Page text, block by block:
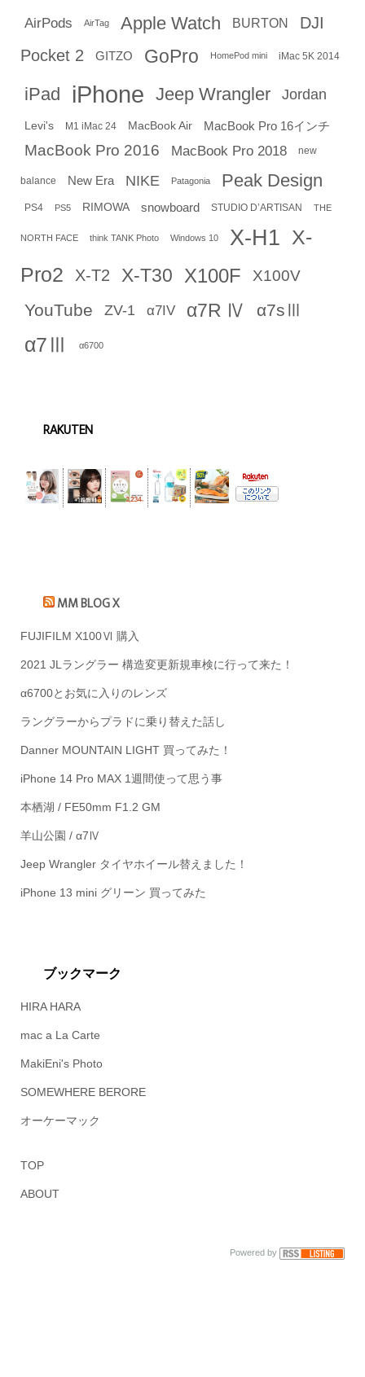
AirPods AirTag Apple Watch BURTON
DJI
Pocket 2
GITZO GoPro HomePod mini iMac 5K 2014
iPad iPhone Jeep Wrangler Jordan
Levi's M1 iMac 24 MacBook Air MacBook Pro 16インチ
MacBook Pro 2016 MacBook Pro 2018 new
balance New Era NIKE Patagonia Peak Design
PS4 PS5 RIMOWA snowboard STUDIO D’ARTISAN THE
NORTH FACE think TANK Photo Windows 10 X-H1 X-
Pro2
X-T2 X-T30 X100F X100V
YouTube ZV-1 α7IV α7R Ⅳ α7sⅢ
α7Ⅲ α6700
RAKUTEN
MM BLOG X
FUJIFILM X100Ⅵ 購入
2021 JLラングラー 構造変更新規車検に行って来た！
α6700とお気に入りのレンズ
ラングラーからプラドに乗り替えた話し
Danner MOUNTAIN LIGHT 買ってみた！
iPhone 14 Pro MAX 1週間使って思う事
本栖湖 / FE50mm F1.2 GM
羊山公園 / α7Ⅳ
Jeep Wrangler タイヤホイール替えました！
iPhone 13 mini グリーン 買ってみた
ブックマーク
HIRA HARA
mac a La Carte
MakiEni's Photo
SOMEWHERE BERORE
オーケーマック
TOP
ABOUT
Powered by